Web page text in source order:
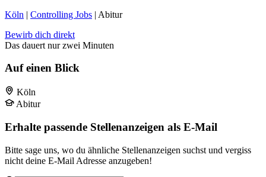
Köln | Controlling Jobs | Abitur
Bewirb dich direkt
Das dauert nur zwei Minuten
Auf einen Blick
Köln
Abitur
Erhalte passende Stellenanzeigen als E-Mail
Bitte sage uns, wo du ähnliche Stellenanzeigen suchst und vergiss
nicht deine E-Mail Adresse anzugeben!